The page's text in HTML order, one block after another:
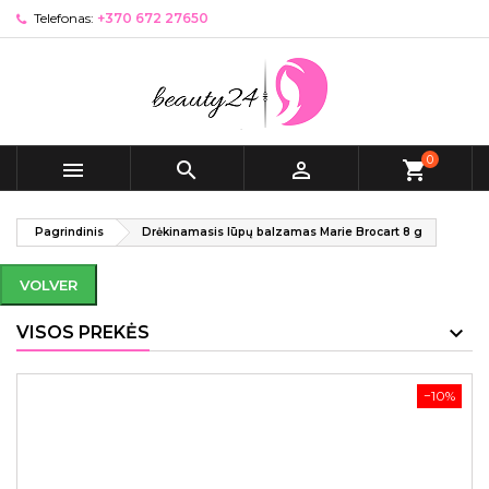
Telefonas: +370 672 27650
   shopping_cart0
Pagrindinis Drėkinamasis lūpų balzamas Marie Brocart 8 g
VOLVER
VISOS PREKĖS
−10%